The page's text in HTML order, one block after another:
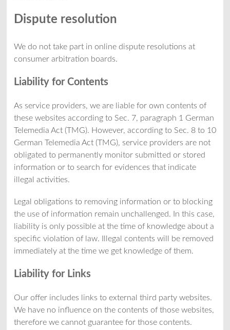
Dispute resolution
We do not take part in online dispute resolutions at
consumer arbitration boards.
Liability for Contents
As service providers, we are liable for own contents of
these websites according to Sec. 7, paragraph 1 German
Telemedia Act (TMG). However, according to Sec. 8 to 10
German Telemedia Act (TMG), service providers are not
obligated to permanently monitor submitted or stored
information or to search for evidences that indicate
illegal activities.
Legal obligations to removing information or to blocking
the use of information remain unchallenged. In this case,
liability is only possible at the time of knowledge about a
specific violation of law. Illegal contents will be removed
immediately at the time we get knowledge of them.
Liability for Links
Our offer includes links to external third party websites.
We have no influence on the contents of those websites,
therefore we cannot guarantee for those contents.